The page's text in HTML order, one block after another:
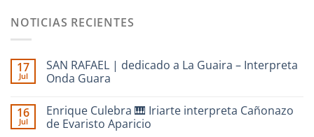
NOTICIAS RECIENTES
17
Jul
SAN RAFAEL | dedicado a La Guaira – Interpreta
Onda Guara
comentarios
en
SAN
16
Jul
Enrique Culebra 🎹 Iriarte interpreta Cañonazo
de Evaristo Aparicio